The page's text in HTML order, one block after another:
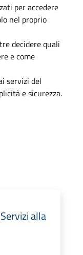
per accedere
nel proprio
decidere quali
e come
servizi del
e sicurezza.
alla